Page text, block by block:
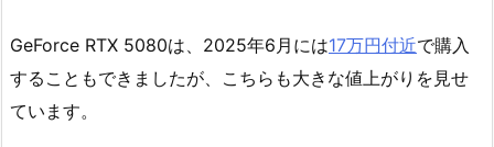
GeForce RTX 5080は、2025年6月には17万円付近で購入
することもできましたが、こちらも大きな値上がりを見せ
ています。